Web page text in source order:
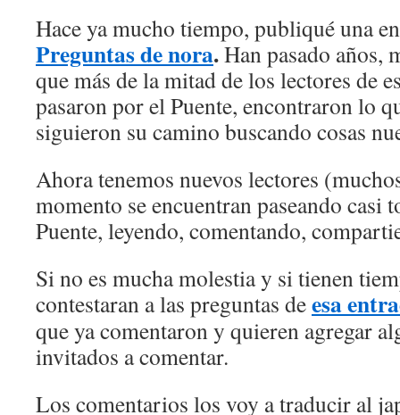
Hace ya mucho tiempo, publiqué una
Preguntas de nora.Han pasado años,
que más de la mitad de los lectores de
pasaron por el Puente, encontraron lo
siguieron su camino buscando cosas
Ahora tenemos nuevos lectores
momento se encuentran paseando casi
Puente, leyendo, comentando,
Si no es mucha molestia y si tienen
contestaran a las preguntas deesa
que ya comentaron y quieren agregar
invitados a comentar.
Los comentarios los voy a traducir al